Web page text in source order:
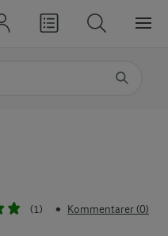
(1) • Kommentarer (0)